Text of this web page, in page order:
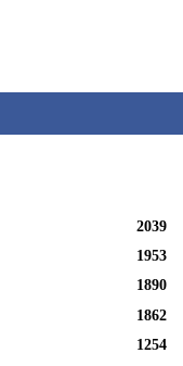
2039
1953
1890
1862
1254